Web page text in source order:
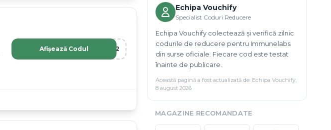
R12
Afișează Codul
Echipa Vouchify
Specialist Coduri Reducere
Echipa Vouchify colectează și verifică zilnic
codurile de reducere pentru Immunelabs
din surse oficiale. Fiecare cod este testat
înainte de publicare.
Această pagină a fost actualizată de: Echipa Vouchify,
8 august 2026
MAGAZINE RECOMANDATE